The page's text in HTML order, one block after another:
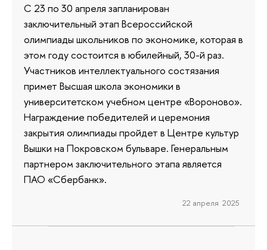
С 23 по 30 апреля запланирован
заключительный этап Всероссийской
олимпиады школьников по экономике, которая в
этом году состоится в юбилейный, 30-й раз.
Участников интеллектуального состязания
примет Высшая школа экономики в
университетском учебном центре «Вороново».
Награждение победителей и церемония
закрытия олимпиады пройдет в Центре культур
Вышки на Покровском бульваре. Генеральным
партнером заключительного этапа является
ПАО «Сбербанк».
22 апреля 2025